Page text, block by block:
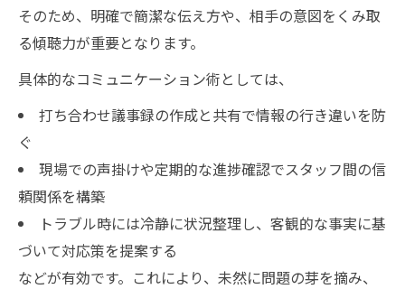
そのため、明確で簡潔な伝え方や、相手の意図をくみ取
る傾聴力が重要となります。
具体的なコミュニケーション術としては、
打ち合わせ議事録の作成と共有で情報の行き違いを防
ぐ
現場での声掛けや定期的な進捗確認でスタッフ間の信
頼関係を構築
トラブル時には冷静に状況整理し、客観的な事実に基
づいて対応策を提案する
などが有効です。これにより、未然に問題の芽を摘み、